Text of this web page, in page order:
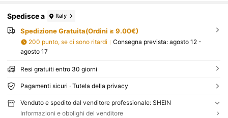
Spedisce a Italy
Spedizione Gratuita(Ordini ≥ 9.00€)
200 punto, se ci sono ritardi Consegna prevista: agosto 12 -
agosto 17
Resi gratuiti entro 30 giorni
Pagamenti sicuri · Tutela della privacy
Venduto e spedito dal venditore professionale: SHEIN
Informazioni e obblighi del venditore